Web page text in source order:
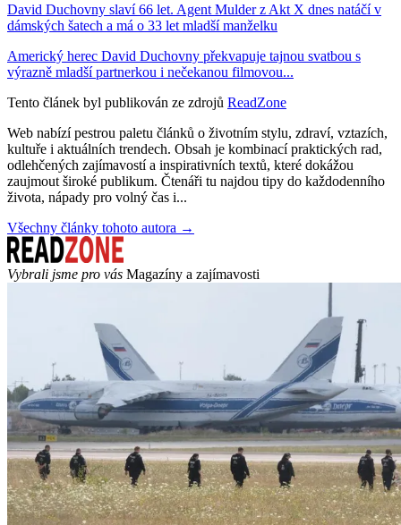
David Duchovny slaví 66 let. Agent Mulder z Akt X dnes natáčí v
dámských šatech a má o 33 let mladší manželku
Americký herec David Duchovny překvapuje tajnou svatbou s
výrazně mladší partnerkou i nečekanou filmovou...
Tento článek byl publikován ze zdrojů ReadZone
Web nabízí pestrou paletu článků o životním stylu, zdraví, vztazích,
kultuře i aktuálních trendech. Obsah je kombinací praktických rad,
odlehčených zajímavostí a inspirativních textů, které dokážou
zaujmout široké publikum. Čtenáři tu najdou tipy do každodenního
života, nápady pro volný čas i...
Všechny články tohoto autora →
Vybrali jsme pro vás Magazíny a zajímavosti